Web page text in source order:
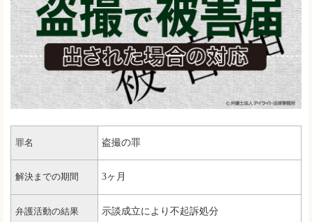
罪名 盗撮の罪
解決までの期間 3ヶ月
弁護活動の結果 示談成立により不起訴処分